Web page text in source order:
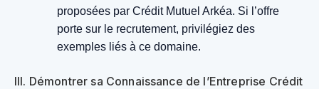
proposées par Crédit Mutuel Arkéa. Si l’offre
porte sur le recrutement, privilégiez des
exemples liés à ce domaine.
III. Démontrer sa Connaissance de l’Entreprise Crédit